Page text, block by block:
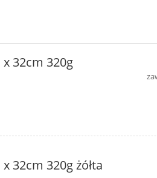
32cm 320g
32cm 320g żółta